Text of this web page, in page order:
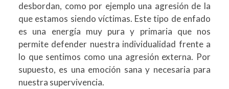
desbordan, como por ejemplo una agresión de la
que estamos siendo víctimas. Este tipo de enfado
es una energía muy pura y primaria que nos
permite defender nuestra individualidad frente a
lo que sentimos como una agresión externa. Por
supuesto, es una emoción sana y necesaria para
nuestra supervivencia.